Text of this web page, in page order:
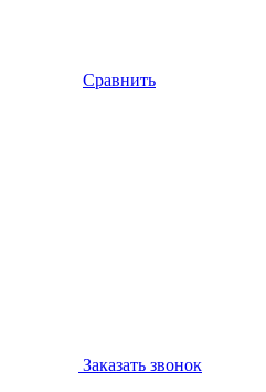
Сравнить
Заказать звонок